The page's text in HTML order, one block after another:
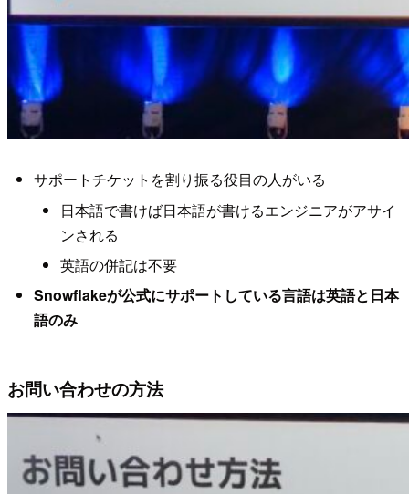
サポートチケットを割り振る役目の人がいる
日本語で書けば日本語が書けるエンジニアがアサイ
ンされる
英語の併記は不要
Snowflakeが公式にサポートしている言語は英語と日本
語のみ
お問い合わせの方法